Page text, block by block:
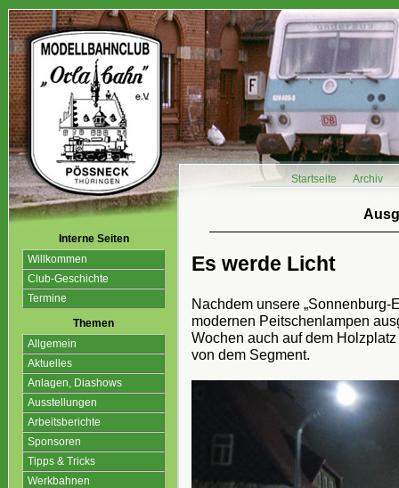
Startseite Archiv
Interne Seiten
Willkommen
Club-Geschichte
Termine
Themen
Allgemein
Aktuelles
Anlagen, Diashows
Ausstellungen
Arbeitsberichte
Sponsoren
Tipps & Tricks
Werkbahnen
Es werde Licht
Nachdem unsere „Sonnenburg-
modernen Peitschenlampen
Wochen auch auf dem
von dem Segment.